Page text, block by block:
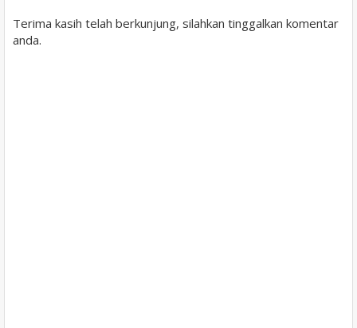
Terima kasih telah berkunjung, silahkan tinggalkan komentar
anda.